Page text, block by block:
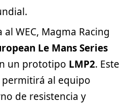
WEC, Magma Racing
Le Mans Series
un prototipo LMP2. Este
al equipo
de resistencia y